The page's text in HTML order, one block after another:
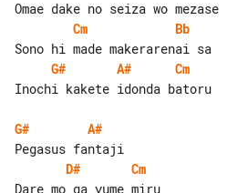
Cm
Bb
G#
A#
Cm
Inochi kakete idonda batoru
G#
A#
D#
Cm